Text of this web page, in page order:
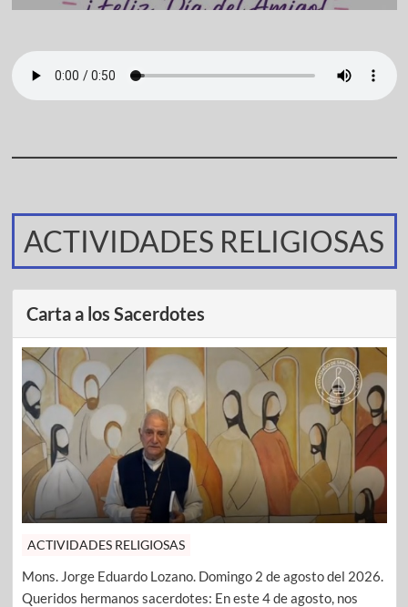
ACTIVIDADES RELIGIOSAS
Carta a los Sacerdotes
ACTIVIDADES RELIGIOSAS
Mons. Jorge Eduardo Lozano. Domingo 2 de agosto del 2026.
Queridos hermanos sacerdotes: En este 4 de agosto, nos